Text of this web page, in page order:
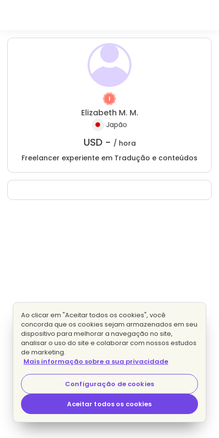
Elizabeth M. M.
Japão
USD - / hora
Freelancer experiente em Tradução e conteúdos
Ao clicar em "Aceitar todos os cookies", você
concorda que os cookies sejam armazenados em seu
dispositivo para melhorar a navegação no site,
analisar o uso do site e colaborar com nossos estudos
de marketing.
Mais informação sobre a sua privacidade
Configuração de cookies
Aceitar todos os cookies